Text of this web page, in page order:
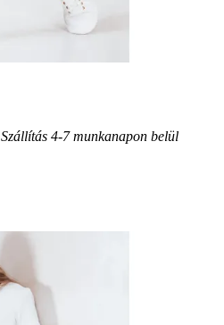
Szállítás 4-7 munkanapon belül